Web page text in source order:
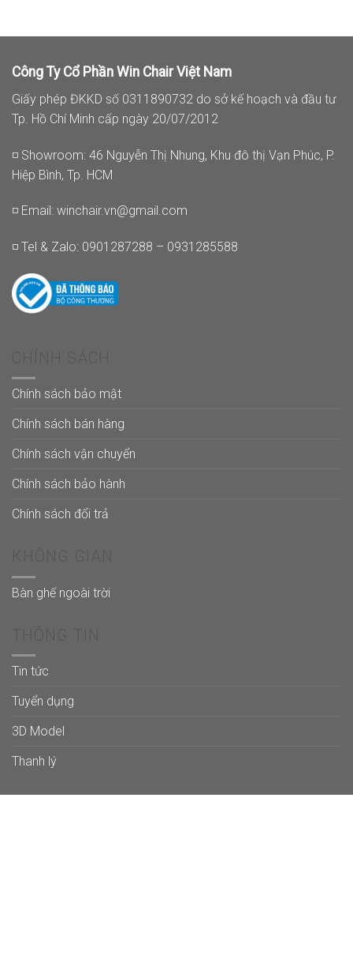
Công Ty Cổ Phần Win Chair Việt Nam
Giấy phép ĐKKD số 0311890732 do sở kế hoạch và đầu tư
Tp. Hồ Chí Minh cấp ngày 20/07/2012
◽ Showroom: 46 Nguyễn Thị Nhung, Khu đô thị Vạn Phúc, P.
Hiệp Bình, Tp. HCM
◽ Email: winchair.vn@gmail.com
◽ Tel & Zalo: 0901287288 – 0931285588
Chính sách bảo mật
Chính sách bán hàng
Chính sách vận chuyển
Chính sách bảo hành
Chính sách đổi trả
Bàn ghế ngoài trời
Tin tức
Tuyển dụng
3D Model
Thanh lý